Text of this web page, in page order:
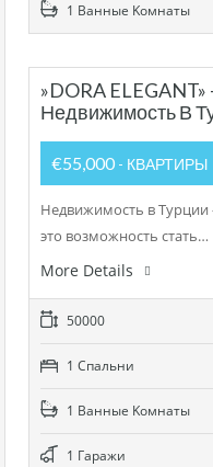
1 Bанные Kомнаты
»DORA
Недвижимость В
€55,000 - КВАРТИРЫ
Недвижимость в
это возможность стать…
More Details
50000
1 Cпальни
1 Bанные Kомнаты
1 Гаражи